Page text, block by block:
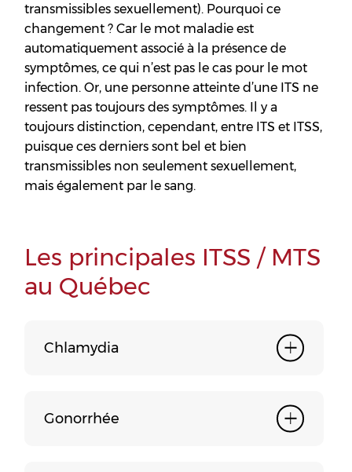
transmissibles sexuellement). Pourquoi ce
changement ? Car le mot maladie est
automatiquement associé à la présence de
symptômes, ce qui n’est pas le cas pour le mot
infection. Or, une personne atteinte d’une ITS ne
ressent pas toujours des symptômes. Il y a
toujours distinction, cependant, entre ITS et ITSS,
puisque ces derniers sont bel et bien
transmissibles non seulement sexuellement,
mais également par le sang.
Les principales ITSS / MTS
au Québec
Chlamydia
Gonorrhée